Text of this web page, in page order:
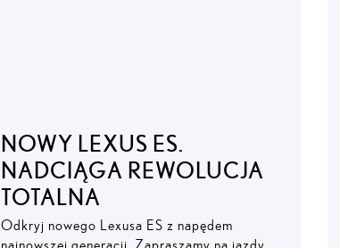
NOWY LEXUS ES.
NADCIĄGA REWOLUCJA
TOTALNA
Odkryj nowego Lexusa ES z napędem